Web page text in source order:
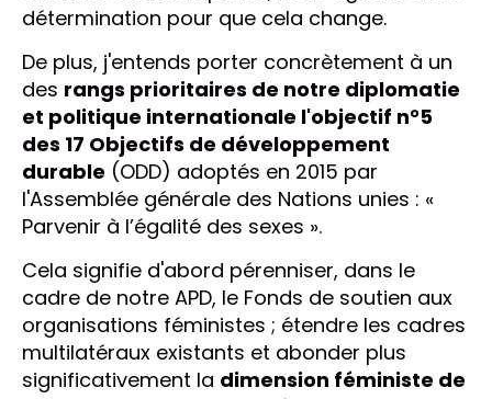
détermination pour que cela change.
De plus, j'entends porter concrètement à un
des rangs prioritaires de notre diplomatie
et politique internationale l'objectif n°5
des 17 Objectifs de développement
durable (ODD) adoptés en 2015 par
l'Assemblée générale des Nations unies : «
Parvenir à l’égalité des sexes ».
Cela signifie d'abord pérenniser, dans le
cadre de notre APD, le Fonds de soutien aux
organisations féministes ; étendre les cadres
multilatéraux existants et abonder plus
significativement la dimension féministe de